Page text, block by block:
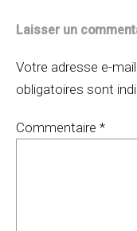
Laisser un
Votre adresse e-
obligatoires sont
Commentaire *